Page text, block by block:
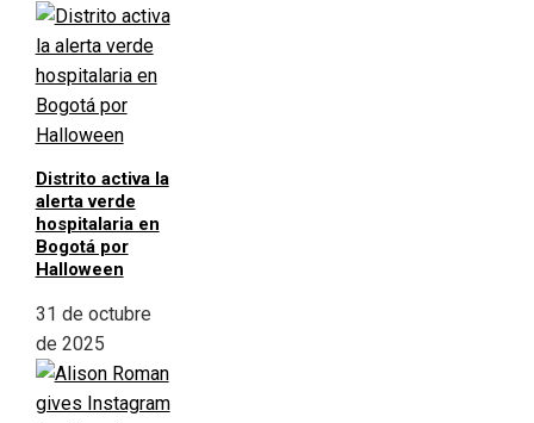
Distrito activa la
alerta verde
hospitalaria en
Bogotá por
Halloween
31 de octubre
de 2025